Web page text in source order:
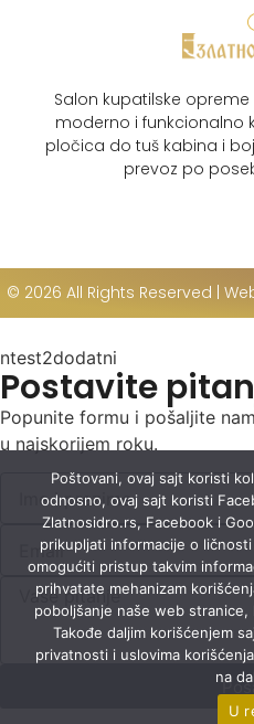
Salon kupatilske
moderno i funkcionalno
pločica do tuš kabina i
prevoz po
© 2026 All Rights Reserved |
ntest2dodatni
Postavite
Popunite formu i pošaljite
u najskorijem roku.
Poštovani, ovaj sajt koristi
odnosno, ovaj sajt koristi
Zlatnosidro.rs, Facebook i
prikupljati informacije o
omogućiti pristup takvim
prihvatate mehanizam
poboljšanje naše web stranice,
Takođe daljim korišćenjem
privatnosti i uslovima
na
U